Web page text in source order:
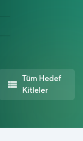
view_list
Tüm Hedef
Kitleler